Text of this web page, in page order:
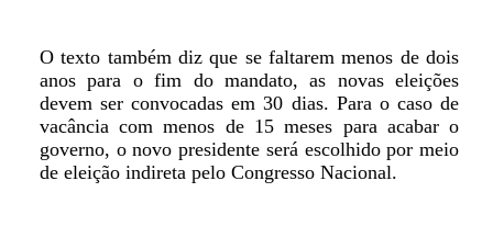
O texto também diz que se faltarem menos de dois
anos para o fim do mandato, as novas eleições
devem ser convocadas em 30 dias. Para o caso de
vacância com menos de 15 meses para acabar o
governo, o novo presidente será escolhido por meio
de eleição indireta pelo Congresso Nacional.